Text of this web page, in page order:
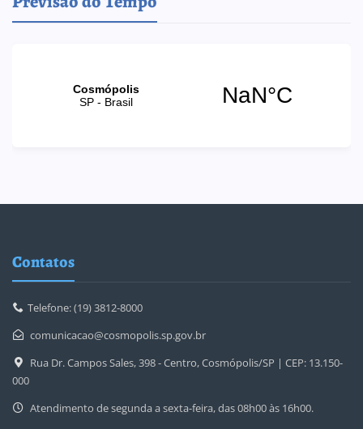
Contatos
Telefone: (19) 3812-8000
comunicacao@cosmopolis.sp.gov.br
Rua Dr. Campos Sales, 398 - Centro, Cosmópolis/SP | CEP: 13.150-
000
Atendimento de segunda a sexta-feira, das 08h00 às 16h00.